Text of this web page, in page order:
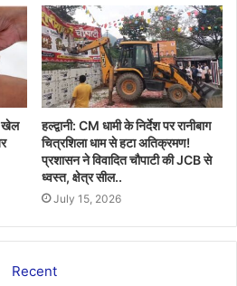
खेल
हल्द्वानी: CM धामी के निर्देश पर रानीबाग
चित्रशिला धाम से हटा अतिक्रमण!
प्रशासन ने विवादित चौपाटी की JCB से
ध्वस्त, क्षेत्र सील..
July 15, 2026
Recent